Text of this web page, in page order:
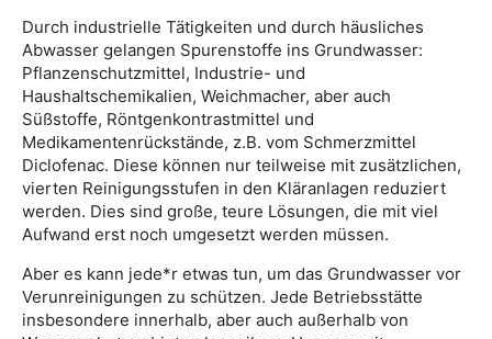
Durch industrielle Tätigkeiten und durch häusliches
Abwasser gelangen Spurenstoffe ins Grundwasser:
Pflanzenschutzmittel, Industrie- und
Haushaltschemikalien, Weichmacher, aber auch
Süßstoffe, Röntgenkontrastmittel und
Medikamentenrückstände, z.B. vom Schmerzmittel
Diclofenac. Diese können nur teilweise mit zusätzlichen,
vierten Reinigungsstufen in den Kläranlagen reduziert
werden. Dies sind große, teure Lösungen, die mit viel
Aufwand erst noch umgesetzt werden müssen.
Aber es kann jede*r etwas tun, um das Grundwasser vor
Verunreinigungen zu schützen. Jede Betriebsstätte
insbesondere innerhalb, aber auch außerhalb von